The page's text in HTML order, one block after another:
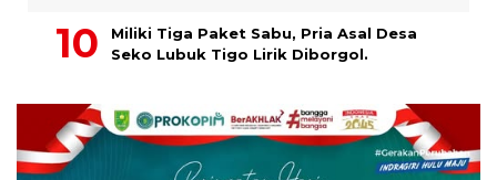
Miliki Tiga Paket Sabu, Pria Asal Desa
Seko Lubuk Tigo Lirik Diborgol.